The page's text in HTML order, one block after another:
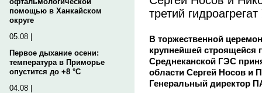
помощью в Ханкайском
округе
05.08 |
Первое дыхание осени:
температура в Приморье
опустится до +8 °C
04.08 |
третий
В торжественной
крупнейшей строящейся
Среднеканской ГЭС
области Сергей Носов и
Генеральный директор